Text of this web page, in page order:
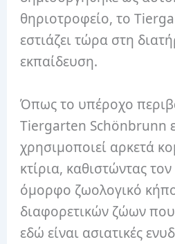
θηριοτροφείο, το
εστιάζει τώρα στη
εκπαίδευση.
Όπως το υπέροχο
Tiergarten Schönbrunn
χρησιμοποιεί αρκετά
κτίρια, καθιστώντας
όμορφο ζωολογικό
διαφορετικών ζώων που
εδώ είναι ασιατικές